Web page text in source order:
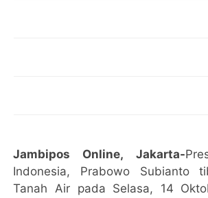
Jambipos Online, Jakarta-
Indonesia, Prabowo Subianto
Tanah Air pada Selasa, 14